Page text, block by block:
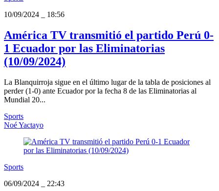
10/09/2024
18:56
América TV transmitió el partido Perú 0-
1 Ecuador por las Eliminatorias
(10/09/2024)
La Blanquirroja sigue en el último lugar de la tabla de posiciones al
perder (1-0) ante Ecuador por la fecha 8 de las Eliminatorias al
Mundial 20...
Sports
Noé Yactayo
Sports
06/09/2024
22:43